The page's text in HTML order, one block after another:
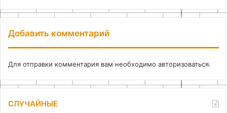
Добавить комментарий
Для отправки комментария вам необходимо авторизоваться.
СЛУЧАЙНЫЕ